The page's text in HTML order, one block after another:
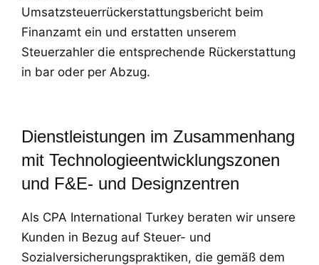
Umsatzsteuerrückerstattungsbericht beim
Finanzamt ein und erstatten unserem
Steuerzahler die entsprechende Rückerstattung
in bar oder per Abzug.
Dienstleistungen im Zusammenhang
mit Technologieentwicklungszonen
und F&E- und Designzentren
Als CPA International Turkey beraten wir unsere
Kunden in Bezug auf Steuer- und
Sozialversicherungspraktiken, die gemäß dem